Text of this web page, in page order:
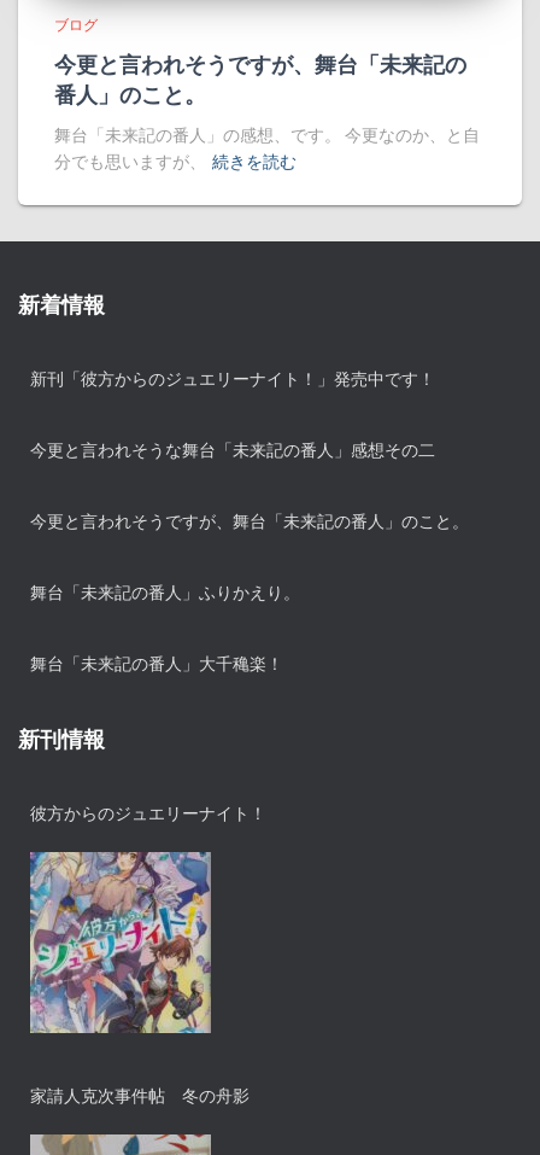
ブログ
今更と言われそうですが、舞台「未来記の
番人」のこと。
舞台「未来記の番人」の感想、です。 今更なのか、と自
分でも思いますが、
続きを読む
新着情報
新刊「彼方からのジュエリーナイト！」発売中です！
今更と言われそうな舞台「未来記の番人」感想その二
今更と言われそうですが、舞台「未来記の番人」のこと。
舞台「未来記の番人」ふりかえり。
舞台「未来記の番人」大千穐楽！
新刊情報
彼方からのジュエリーナイト！
家請人克次事件帖 冬の舟影